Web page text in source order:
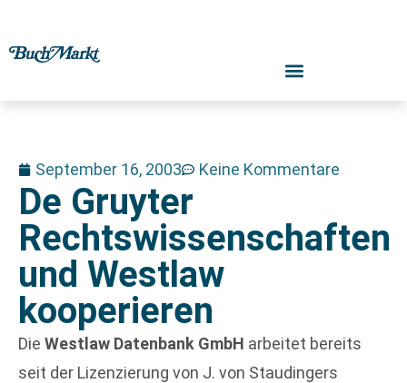
September 16, 2003 Keine Kommentare
De Gruyter
Rechtswissenschaften
und Westlaw
kooperieren
Die Westlaw Datenbank GmbH arbeitet bereits
seit der Lizenzierung von J. von Staudingers